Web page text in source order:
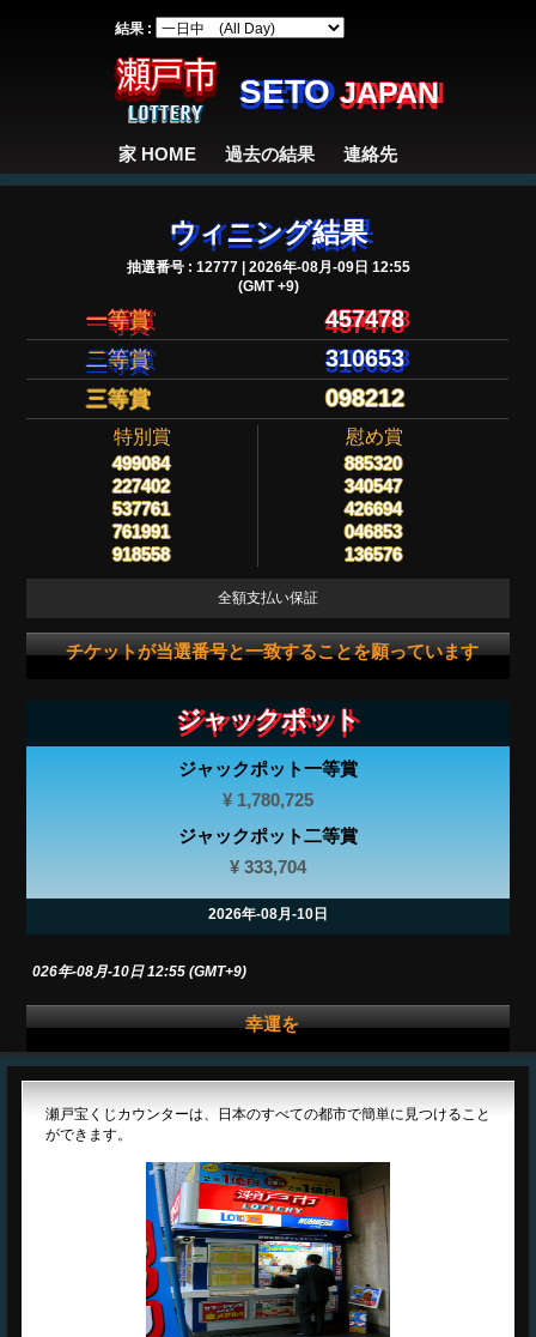
結果 :
SETOJAPAN
家 HOME 過去の結果 連絡先
ウィニング結果
抽選番号 : 12777 | 2026年-08月-09日 12:55
(GMT +9)
一等賞 457478
二等賞 310653
三等賞 098212
特別賞
499084
227402
537761
761991
918558
慰め賞
885320
340547
426694
046853
136576
全額支払い保証
チケットが当選番号と一致することを願っています
ジャックポット
ジャックポット一等賞
¥ 1,780,725
ジャックポット二等賞
¥ 333,704
2026年-08月-10日
2026年-08月-10日 12:55 (GMT+9)
幸運を
瀬戸宝くじカウンターは、日本のすべての都市で簡単に見つけること
ができます。